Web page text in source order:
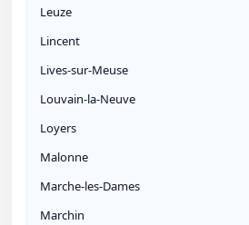
Leuze
Lincent
Lives-sur-Meuse
Louvain-la-Neuve
Loyers
Malonne
Marche-les-Dames
Marchin